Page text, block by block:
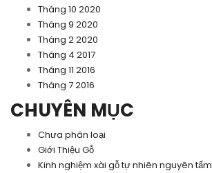
Tháng 10 2020
Tháng 9 2020
Tháng 2 2020
Tháng 4 2017
Tháng 11 2016
Tháng 7 2016
CHUYÊN MỤC
Chưa phân loại
Giới Thiệu Gỗ
Kinh nghiệm xài gỗ tự nhiên nguyên tấm